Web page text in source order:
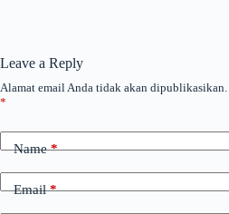
Leave a Reply
Alamat email Anda tidak akan dipublikasikan.
*
Name*
Email*